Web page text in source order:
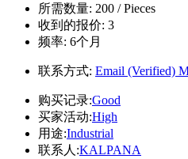
所需数量: 200 / Pieces
收到的报价: 3
频率: 6个月
联系方式: Email (Verified)
购买记录:Good
买家活动:High
用途:Industrial
联系人:KALPANA